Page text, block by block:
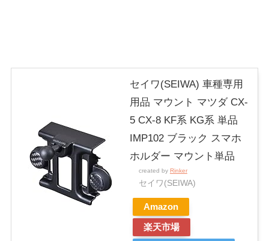
セイワ(SEIWA) 車種専用
用品 マウント マツダ CX-
5 CX-8 KF系 KG系 単品
IMP102 ブラック スマホ
ホルダー マウント単品
created by Rinker
セイワ(SEIWA)
Amazon
楽天市場